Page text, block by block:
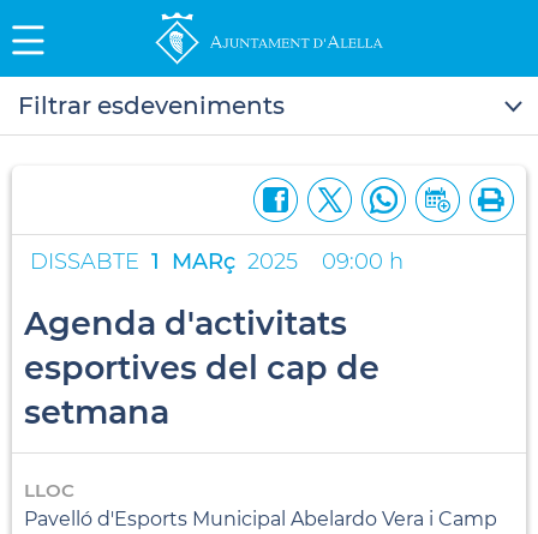
Filtrar esdeveniments
DISSABTE 1 MARç 2025 09:00 h
Agenda d'activitats
esportives del cap de
setmana
LLOC
Pavelló d'Esports Municipal Abelardo Vera i Camp